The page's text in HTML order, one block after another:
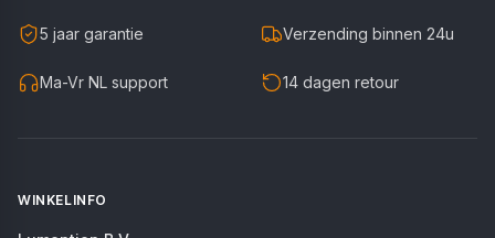
5 jaar garantie Verzending binnen 24u
Ma-Vr NL support 14 dagen retour
WINKELINFO